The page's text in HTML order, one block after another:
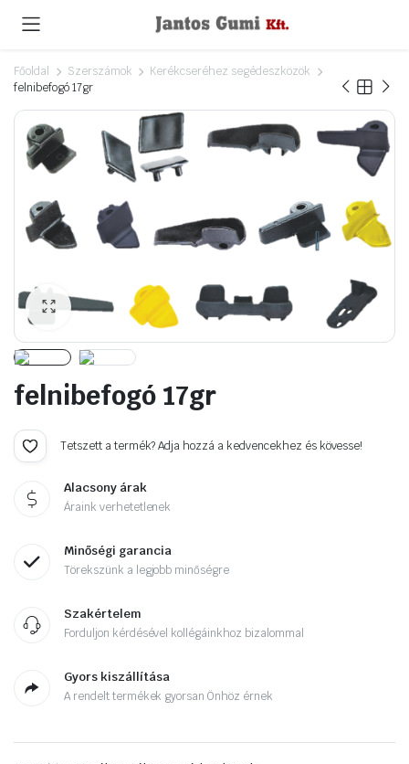
Főoldal Szerszámok
Kerékcseréhez segédeszközök
felnibefogó 17gr
felnibefogó 17gr
Tetszett a termék? Adja hozzá a kedvencekhez és kövesse!
Alacsony árak
Áraink verhetetlenek
Minőségi garancia
Törekszünk a legjobb minőségre
Szakértelem
Forduljon kérdésével kollégáinkhoz bizalommal
Gyors kiszállítása
A rendelt termékek gyorsan Önhöz érnek